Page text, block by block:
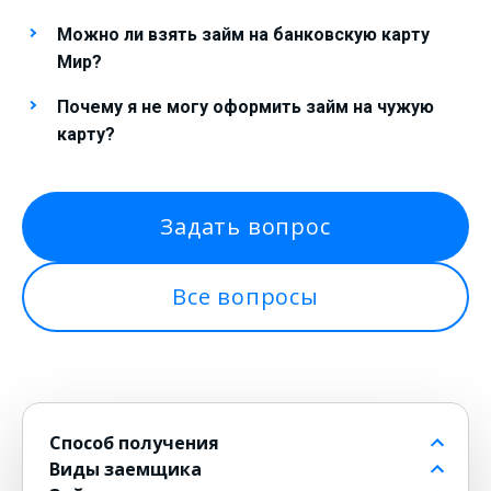
Можно ли взять займ на банковскую карту
Мир?
Почему я не могу оформить займ на чужую
карту?
Задать вопрос
Все вопросы
Способ получения
На банковский счет
Виды заемщика